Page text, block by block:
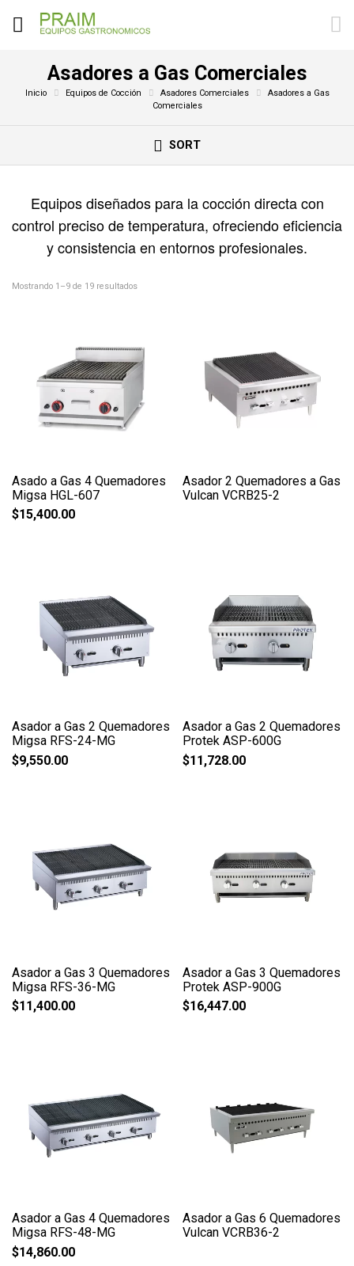
Asadores a Gas Comerciales
Inicio Equipos de Cocción Asadores Comerciales
Asadores a Gas
Comerciales
SORT
Equipos diseñados para la cocción directa con
control preciso de temperatura, ofreciendo eficiencia
y consistencia en entornos profesionales.
Mostrando 1–9 de 19 resultados
Asado a Gas 4 Quemadores
Migsa HGL-607
$15,400.00
Asador 2 Quemadores a Gas
Vulcan VCRB25-2
Asador a Gas 2 Quemadores
Migsa RFS-24-MG
$9,550.00
Asador a Gas 2 Quemadores
Protek ASP-600G
$11,728.00
Asador a Gas 3 Quemadores
Migsa RFS-36-MG
$11,400.00
Asador a Gas 3 Quemadores
Protek ASP-900G
$16,447.00
Asador a Gas 4 Quemadores
Migsa RFS-48-MG
$14,860.00
Asador a Gas 6 Quemadores
Vulcan VCRB36-2